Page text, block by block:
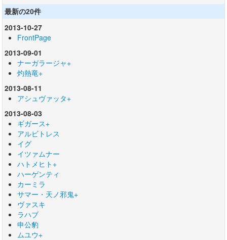
最新の20件
2013-10-27
FrontPage
2013-09-01
ナーガラージャ+
灼熱竜+
2013-08-11
アシュヴァッタ+
2013-08-03
ギガース+
アルビトレス
イグ
イツァムナー
ハトメヒト+
ハーゲンティ
カーミラ
サマー・天ノ邪鬼+
ヴァスキ
ラハブ
申公豹
ムユウ+